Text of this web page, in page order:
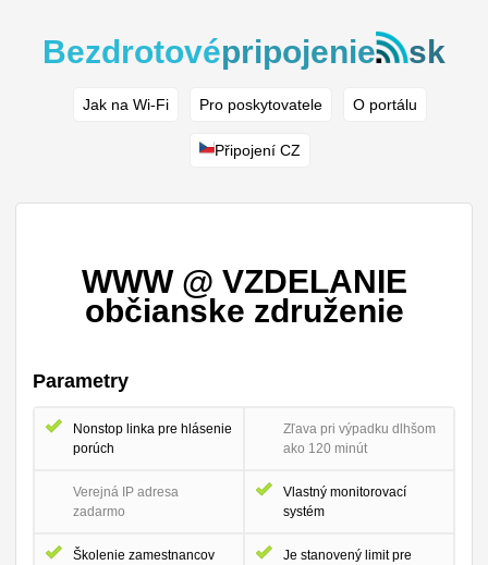
Bezdrotovépripojenie sk
Jak na Wi-Fi Pro poskytovatele O portálu
Připojení CZ
WWW @ VZDELANIE
občianske združenie
Parametry
Nonstop linka pre hlásenie
porúch
Zľava pri výpadku dlhšom
ako 120 minút
Verejná IP adresa
zadarmo
Vlastný monitorovací
systém
Školenie zamestnancov
Je stanovený limit pre